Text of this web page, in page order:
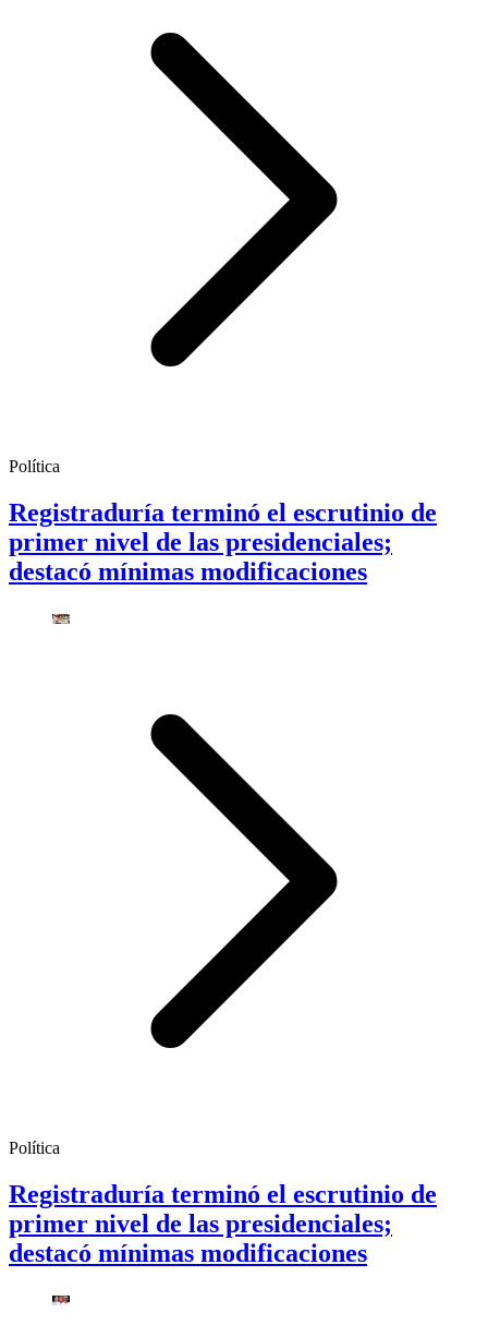
Política
Registraduría terminó el escrutinio de
primer nivel de las presidenciales;
destacó mínimas modificaciones
Política
Registraduría terminó el escrutinio de
primer nivel de las presidenciales;
destacó mínimas modificaciones